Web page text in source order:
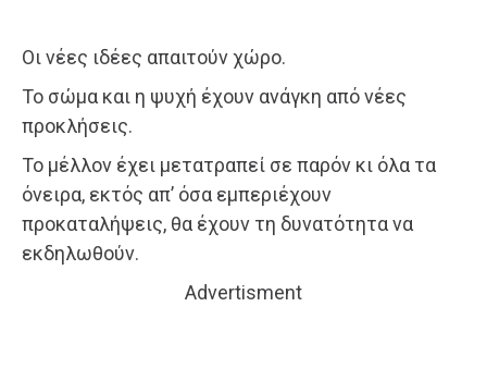
Οι νέες ιδέες απαιτούν χώρο.
Το σώμα και η ψυχή έχουν ανάγκη από νέες
προκλήσεις.
Το μέλλον έχει μετατραπεί σε παρόν κι όλα τα
όνειρα, εκτός απ’ όσα εμπεριέχουν
προκαταλήψεις, θα έχουν τη δυνατότητα να
εκδηλωθούν.
Advertisment